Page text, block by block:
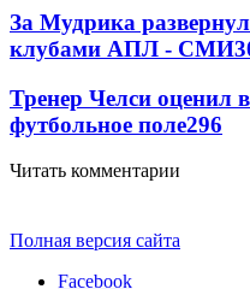
За Мудрика
клубами АПЛ - СМИ
Тренер Челси оценил
футбольное поле296
Читать комментарии
Полная версия сайта
Facebook